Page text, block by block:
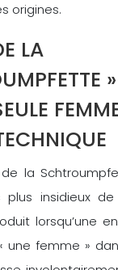
origines.
LA
la
plus insidieux
lorsqu’une
une femme »